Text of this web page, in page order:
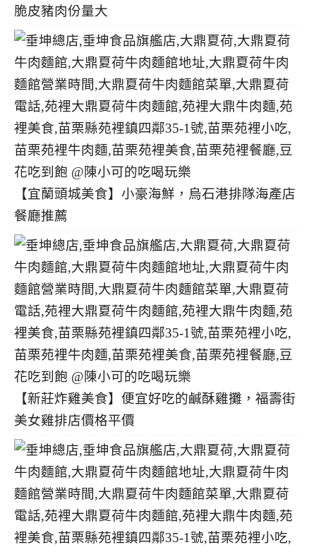
脆皮豬肉份量大
【宜蘭頭城美食】小豪海鮮，烏石港排隊海產店
餐廳推薦
【新莊炸雞美食】便宜好吃的鹹酥雞攤，福壽街
美女雞排店價格平價